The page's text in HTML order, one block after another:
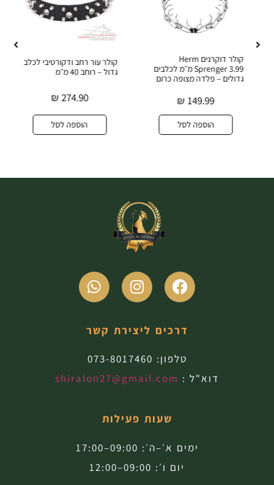
קולר דוקרנים Herm
Sprenger 3.99 מ״מ לכלבים
גדולים – פלדה מצופה כרום
149.99
₪
הוספה לסל
קולר עור רחב ודקורטיבי לכלב
גדול – רוחב 40 מ״מ
274.90
₪
הוספה לסל
דרכים ליצירת קשר
טלפון: 073-8017460
דוא"ל : shiralon27@gmail.com
שעות פעילות
ימים א׳–ה׳: 09:00–17:00
יום ו׳: 09:00–12:00